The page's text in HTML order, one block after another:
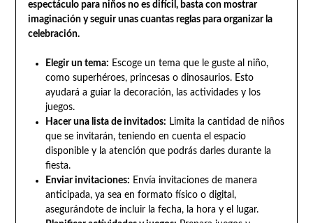
espectáculo para niños no es difícil, basta con mostrar
imaginación y seguir unas cuantas reglas para organizar la
celebración.
Elegir un tema: Escoge un tema que le guste al niño,
como superhéroes, princesas o dinosaurios. Esto
ayudará a guiar la decoración, las actividades y los
juegos.
Hacer una lista de invitados: Limita la cantidad de niños
que se invitarán, teniendo en cuenta el espacio
disponible y la atención que podrás darles durante la
fiesta.
Enviar invitaciones: Envía invitaciones de manera
anticipada, ya sea en formato físico o digital,
asegurándote de incluir la fecha, la hora y el lugar.